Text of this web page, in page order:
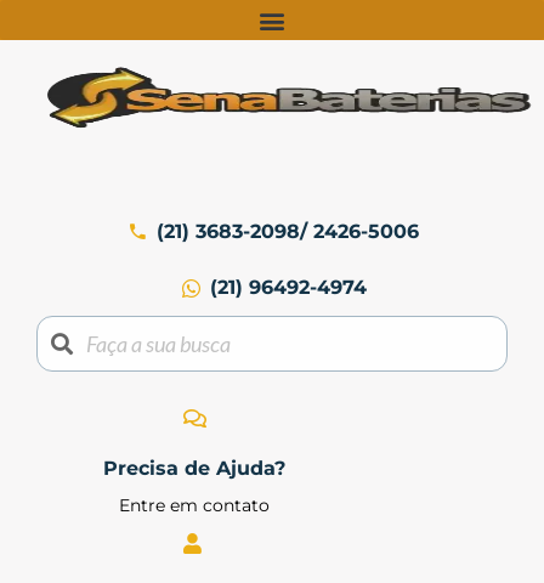
(21) 3683-2098/ 2426-5006
(21) 96492-4974
Precisa de Ajuda?
Entre em contato